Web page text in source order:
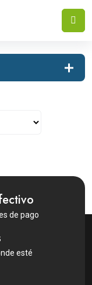
de pago
esté